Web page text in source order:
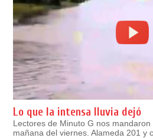
Lo que la intensa lluvia dejó
Lectores de Minuto G nos
mañana del viernes. Alameda 201 y